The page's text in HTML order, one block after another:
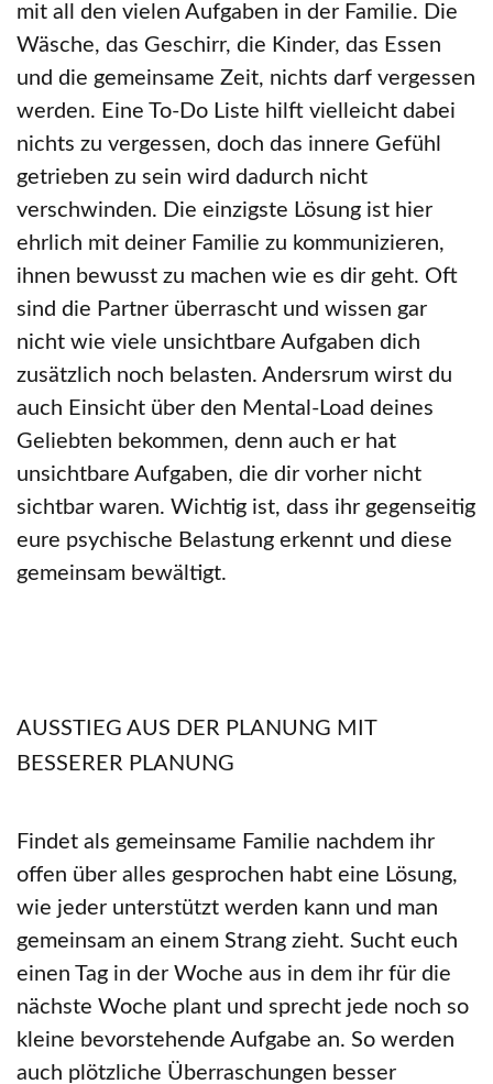
mit all den vielen Aufgaben in der Familie. Die
Wäsche, das Geschirr, die Kinder, das Essen
und die gemeinsame Zeit, nichts darf vergessen
werden. Eine To-Do Liste hilft vielleicht dabei
nichts zu vergessen, doch das innere Gefühl
getrieben zu sein wird dadurch nicht
verschwinden. Die einzigste Lösung ist hier
ehrlich mit deiner Familie zu kommunizieren,
ihnen bewusst zu machen wie es dir geht. Oft
sind die Partner überrascht und wissen gar
nicht wie viele unsichtbare Aufgaben dich
zusätzlich noch belasten. Andersrum wirst du
auch Einsicht über den Mental-Load deines
Geliebten bekommen, denn auch er hat
unsichtbare Aufgaben, die dir vorher nicht
sichtbar waren. Wichtig ist, dass ihr gegenseitig
eure psychische Belastung erkennt und diese
gemeinsam bewältigt.
AUSSTIEG AUS DER PLANUNG MIT
BESSERER PLANUNG
Findet als gemeinsame Familie nachdem ihr
offen über alles gesprochen habt eine Lösung,
wie jeder unterstützt werden kann und man
gemeinsam an einem Strang zieht. Sucht euch
einen Tag in der Woche aus in dem ihr für die
nächste Woche plant und sprecht jede noch so
kleine bevorstehende Aufgabe an. So werden
auch plötzliche Überraschungen besser